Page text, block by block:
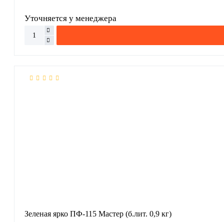
Уточняется у менеджера
Зеленая ярко ПФ-115 Мастер (б.лит. 0,9 кг)